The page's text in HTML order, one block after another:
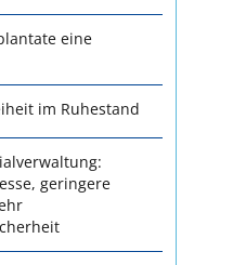
eine
im Ruhestand
geringere